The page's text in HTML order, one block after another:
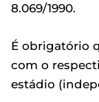
8.069/1990.
É obrigatório
com o
estádio